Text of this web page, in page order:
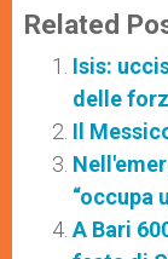
Related
Isis:
delle
Il
“occupa
A Bari